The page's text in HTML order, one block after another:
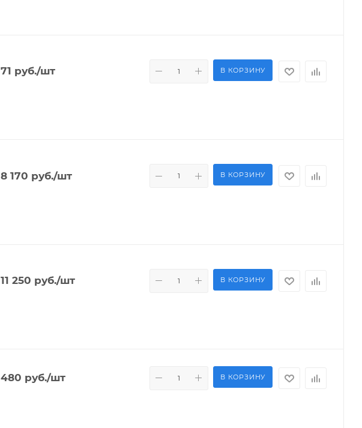
71 руб./шт В КОРЗИНУ
8 170 руб./шт В КОРЗИНУ
11 250 руб./шт В КОРЗИНУ
480 руб./шт В КОРЗИНУ